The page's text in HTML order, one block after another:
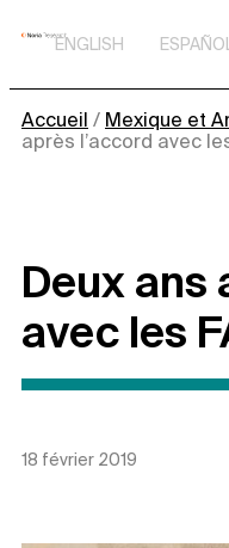
Aller
ENGLISH ESPAÑOL
Accueil / Mexique et
après l’accord avec
Deux ans
avec les
18 février 2019